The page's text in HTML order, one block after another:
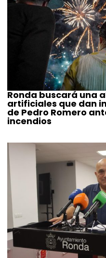
Ronda buscará una
artificiales que dan
de Pedro Romero
incendios